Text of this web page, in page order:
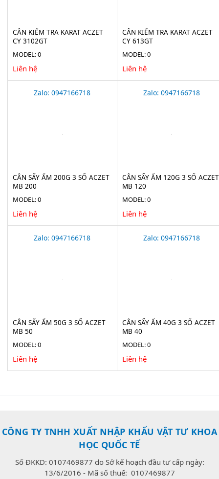
CÂN KIỂM TRA KARAT ACZET
CY 3102GT
MODEL: 0
Liên hệ
CÂN KIỂM TRA KARAT ACZET
CY 613GT
MODEL: 0
Liên hệ
Zalo: 0947166718
CÂN SẤY ẨM 200G 3 SỐ ACZET
MB 200
MODEL: 0
Liên hệ
Zalo: 0947166718
CÂN SẤY ẨM 120G 3 SỐ ACZET
MB 120
MODEL: 0
Liên hệ
Zalo: 0947166718
CÂN SẤY ẨM 50G 3 SỐ ACZET
MB 50
MODEL: 0
Liên hệ
Zalo: 0947166718
CÂN SẤY ẨM 40G 3 SỐ ACZET
MB 40
MODEL: 0
Liên hệ
CÔNG TY TNHH XUẤT NHẬP KHẨU VẬT TƯ KHOA
HỌC QUỐC TẾ
Số ĐKKD: 0107469877 do Sở kế hoạch đầu tư cấp ngày:
13/6/2016 - Mã số thuế: 0107469877